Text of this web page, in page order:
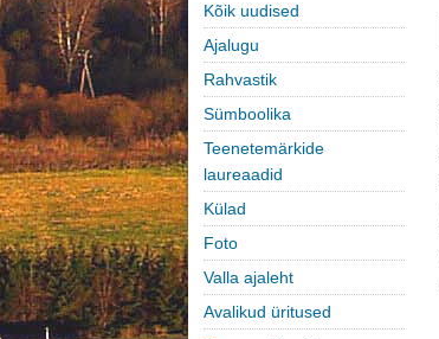
Kõik uudised
Ajalugu
Rahvastik
Sümboolika
Teenetemärkide
laureaadid
Külad
Foto
Valla ajaleht
Avalikud üritused